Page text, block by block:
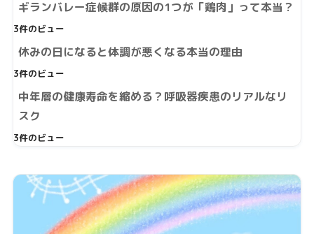
ギランバレー症候群の原因の1つが「鶏肉」って本当？
3件のビュー
休みの日になると体調が悪くなる本当の理由
3件のビュー
中年層の健康寿命を縮める？呼吸器疾患のリアルなリ
スク
3件のビュー